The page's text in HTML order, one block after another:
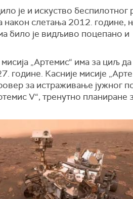
је и искуство беспилотног
након слетања 2012. године,
било је видљиво поцепано и
„Артемис“ има за циљ да
године. Касније мисије
за истраживање јужног
V“, тренутно планиране